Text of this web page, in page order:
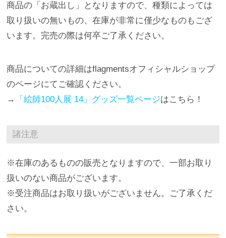
商品の「お蔵出し」となりますので、種類によっては
取り扱いの無いもの、在庫が非常に僅少なものもござ
います。完売の際は何卒ご了承ください。
商品についての詳細はflagmentsオフィシャルショップ
のページにてご確認ください。
→
「絵師100人展 14」グッズ一覧ページはこちら！
諸注意
※在庫のあるものの販売となりますので、一部お取り
扱いのない商品がございます。
※受注商品はお取り扱いがございません。ご了承くだ
さい。